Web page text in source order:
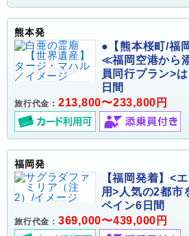
熊本発
●【熊本桜町/福
≪福岡空港から
員同行プラン>
日間
旅行代金： 213,800〜233,800円
福岡発
【福岡発着】<
用>人気の2都市
ペイン6日間
旅行代金： 369,000〜439,000円